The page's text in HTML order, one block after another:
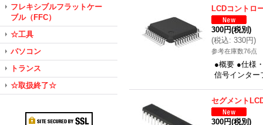
フレキシブルフラットケー
ブル（FFC）
☆工具
パソコン
トランス
☆取扱終了☆
LCDコントロ
300円(税別)
(税込: 330円)
参考在庫数76点
●概要 ●仕様
信号インター
セグメント
300円(税別)